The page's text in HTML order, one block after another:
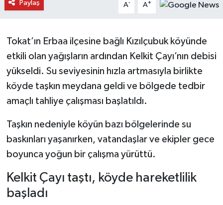
Paylaş A- A+
Tokat’ın Erbaa ilçesine bağlı Kızılçubuk köyünde
etkili olan yağışların ardından Kelkit Çayı’nın debisi
yükseldi. Su seviyesinin hızla artmasıyla birlikte
köyde taşkın meydana geldi ve bölgede tedbir
amaçlı tahliye çalışması başlatıldı.
Taşkın nedeniyle köyün bazı bölgelerinde su
baskınları yaşanırken, vatandaşlar ve ekipler gece
boyunca yoğun bir çalışma yürüttü.
Kelkit Çayı taştı, köyde hareketlilik
başladı
İhsangazi Haberleri
Küre Haberleri
Merkez Haberleri
Pınarbaşı Haberleri
Şenpazar Haberleri
Seydiler Haberleri
Taşköprü Haberleri